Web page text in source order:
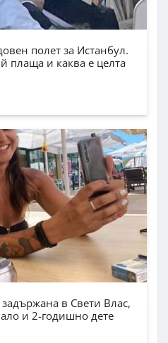
полет за Истанбул.
плаща и каква е целта
в Свети Влас,
и 2-годишно дете